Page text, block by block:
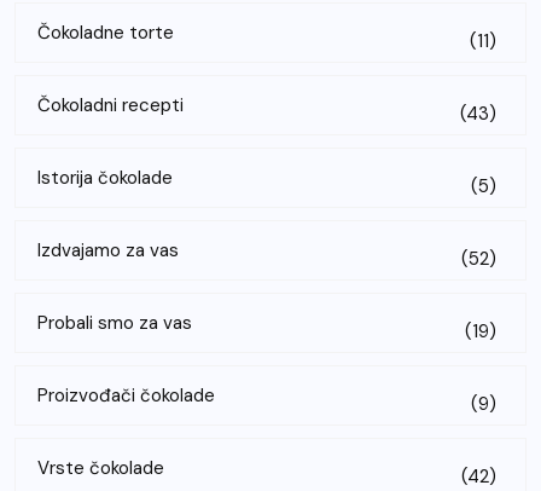
Čokoladne torte (11)
Čokoladni recepti (43)
Istorija čokolade (5)
Izdvajamo za vas (52)
Probali smo za vas (19)
Proizvođači čokolade (9)
Vrste čokolade (42)